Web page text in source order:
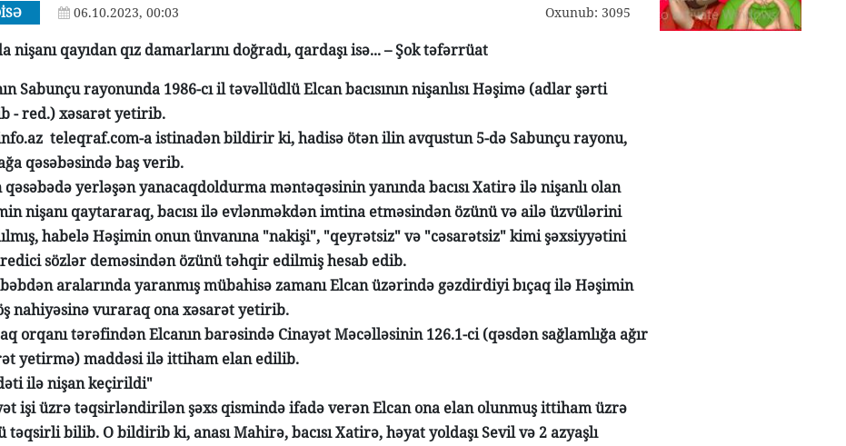
06.10.2023, 00:03 Oxunub: 3095
nişanı qayıdan qız damarlarını doğradı, qardaşı isə... – Şok təfərrüat
Sabunçu rayonunda 1986-cı il təvəllüdlü Elcan bacısının nişanlısı Həşimə (adlar şərti
- red.) xəsarət yetirib.
teleqraf.com-a istinadən bildirir ki, hadisə ötən ilin avqustun 5-də Sabunçu rayonu,
qəsəbəsində baş verib.
qəsəbədə yerləşən yanacaqdoldurma məntəqəsinin yanında bacısı Xatirə ilə nişanlı olan
nişanı qaytararaq, bacısı ilə evlənməkdən imtina etməsindən özünü və ailə üzvülərini
habelə Həşimin onun ünvanına "nakişi", "qeyrətsiz" və "cəsarətsiz" kimi şəxsiyyətini
sözlər deməsindən özünü təhqir edilmiş hesab edib.
aralarında yaranmış mübahisə zamanı Elcan üzərində gəzdirdiyi bıçaq ilə Həşimin
nahiyəsinə vuraraq ona xəsarət yetirib.
orqanı tərəfindən Elcanın barəsində Cinayət Məcəlləsinin 126.1-ci (qəsdən sağlamlığa ağır
yetirmə) maddəsi ilə ittiham elan edilib.
ilə nişan keçirildi"
işi üzrə təqsirləndirilən şəxs qismində ifadə verən Elcan ona elan olunmuş ittiham üzrə
təqsirli bilib. O bildirib ki, anası Mahirə, bacısı Xatirə, həyat yoldaşı Sevil və 2 azyaşlı